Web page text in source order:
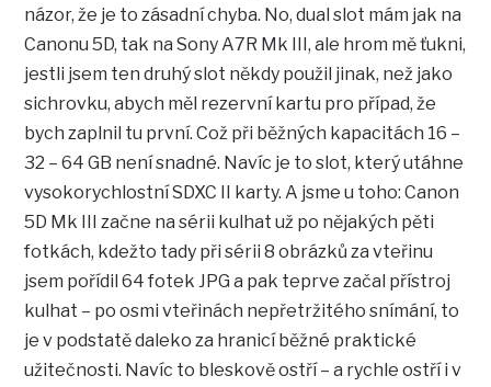
názor, že je to zásadní chyba. No, dual slot mám jak na
Canonu 5D, tak na Sony A7R Mk III, ale hrom mě ťukni,
jestli jsem ten druhý slot někdy použil jinak, než jako
sichrovku, abych měl rezervní kartu pro případ, že
bych zaplnil tu první. Což při běžných kapacitách 16 –
32 – 64 GB není snadné. Navíc je to slot, který utáhne
vysokorychlostní SDXC II karty. A jsme u toho: Canon
5D Mk III začne na sérii kulhat už po nějakých pěti
fotkách, kdežto tady při sérii 8 obrázků za vteřinu
jsem pořídil 64 fotek JPG a pak teprve začal přístroj
kulhat – po osmi vteřinách nepřetržitého snímání, to
je v podstatě daleko za hranicí běžné praktické
užitečnosti. Navíc to bleskově ostří – a rychle ostří i v